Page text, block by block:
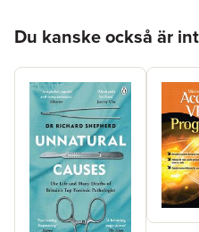
Du kanske också är